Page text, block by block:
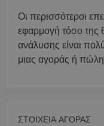
Οι περισσότεροι
εφαρμογή τόσο της
ανάλυσης είναι
μιας αγοράς ή
ΣΤΟΙΧΕΊΑ ΑΓΟΡΆΣ